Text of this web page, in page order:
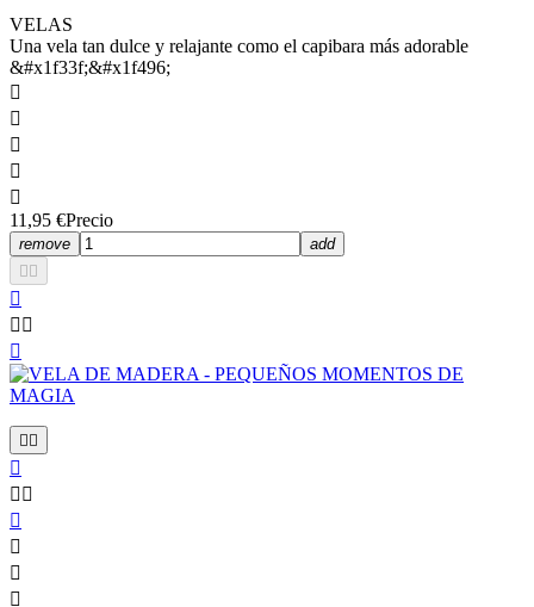
VELAS
Una vela tan dulce y relajante como el capibara más adorable
&#x1f33f;&#x1f496;





11,95 €Precio
remove
add
 

 

 

 



